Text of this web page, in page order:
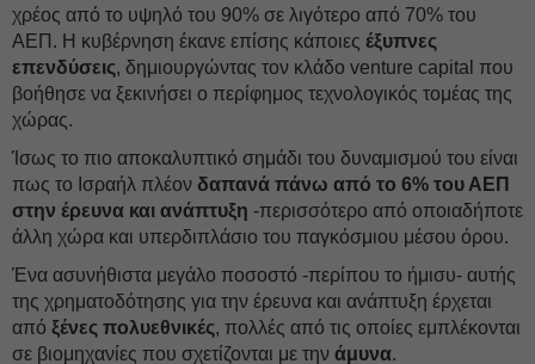
χρέος από το υψηλό του 90% σε λιγότερο από 70% του
ΑΕΠ. Η κυβέρνηση έκανε επίσης κάποιες έξυπνες
επενδύσεις, δημιουργώντας τον κλάδο venture capital που
βοήθησε να ξεκινήσει ο περίφημος τεχνολογικός τομέας της
χώρας.
Ίσως το πιο αποκαλυπτικό σημάδι του δυναμισμού του είναι
πως το Ισραήλ πλέον δαπανά πάνω από το 6% του ΑΕΠ
στην έρευνα και ανάπτυξη -περισσότερο από οποιαδήποτε
άλλη χώρα και υπερδιπλάσιο του παγκόσμιου μέσου όρου.
Ένα ασυνήθιστα μεγάλο ποσοστό -περίπου το ήμισυ- αυτής
της χρηματοδότησης για την έρευνα και ανάπτυξη έρχεται
από ξένες πολυεθνικές, πολλές από τις οποίες εμπλέκονται
σε βιομηχανίες που σχετίζονται με την άμυνα.